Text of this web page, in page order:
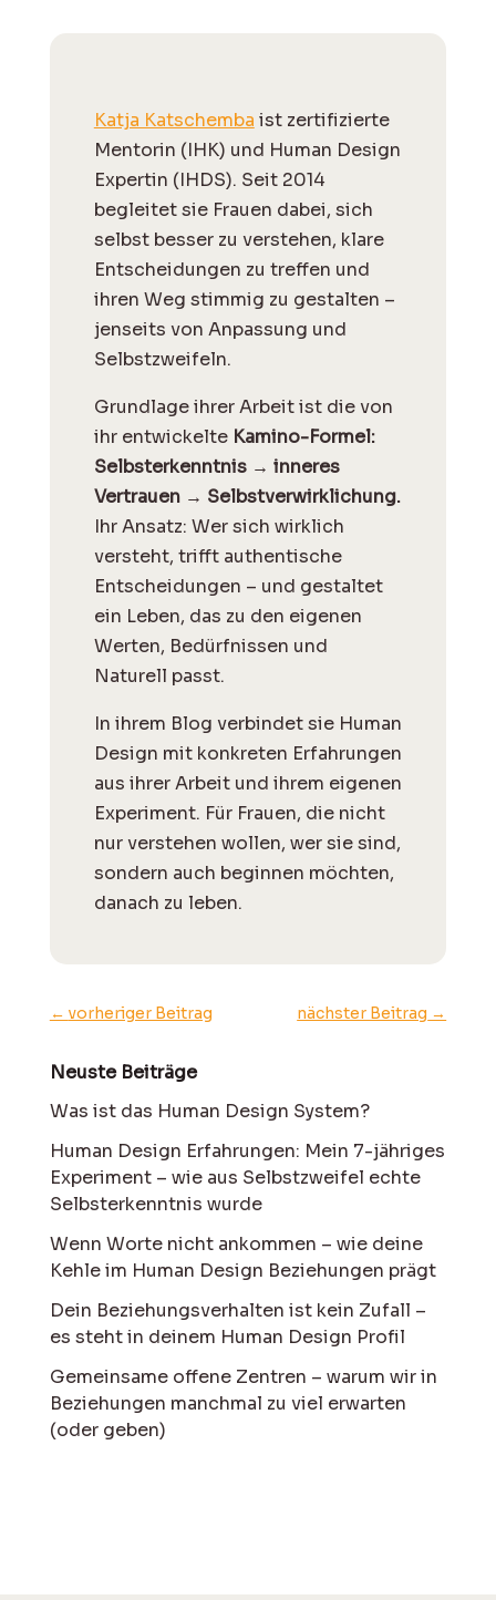
Katja Katschemba ist zertifizierte
Mentorin (IHK) und Human Design
Expertin (IHDS). Seit 2014
begleitet sie Frauen dabei, sich
selbst besser zu verstehen, klare
Entscheidungen zu treffen und
ihren Weg stimmig zu gestalten –
jenseits von Anpassung und
Selbstzweifeln.
Grundlage ihrer Arbeit ist die von
ihr entwickelte Kamino-Formel:
Selbsterkenntnis → inneres
Vertrauen → Selbstverwirklichung.
Ihr Ansatz: Wer sich wirklich
versteht, trifft authentische
Entscheidungen – und gestaltet
ein Leben, das zu den eigenen
Werten, Bedürfnissen und
Naturell passt.
In ihrem Blog verbindet sie Human
Design mit konkreten Erfahrungen
aus ihrer Arbeit und ihrem eigenen
Experiment. Für Frauen, die nicht
nur verstehen wollen, wer sie sind,
sondern auch beginnen möchten,
danach zu leben.
← vorheriger Beitrag nächster Beitrag →
Neuste Beiträge
Was ist das Human Design System?
Human Design Erfahrungen: Mein 7-jähriges
Experiment – wie aus Selbstzweifel echte
Selbsterkenntnis wurde
Wenn Worte nicht ankommen – wie deine
Kehle im Human Design Beziehungen prägt
Dein Beziehungsverhalten ist kein Zufall –
es steht in deinem Human Design Profil
Gemeinsame offene Zentren – warum wir in
Beziehungen manchmal zu viel erwarten
(oder geben)